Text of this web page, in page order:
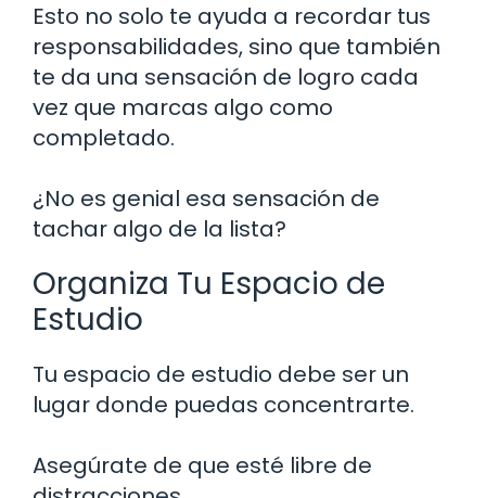
Esto no solo te ayuda a recordar tus
responsabilidades, sino que también
te da una sensación de logro cada
vez que marcas algo como
completado.
¿No es genial esa sensación de
tachar algo de la lista?
Organiza Tu Espacio de
Estudio
Tu espacio de estudio debe ser un
lugar donde puedas concentrarte.
Asegúrate de que esté libre de